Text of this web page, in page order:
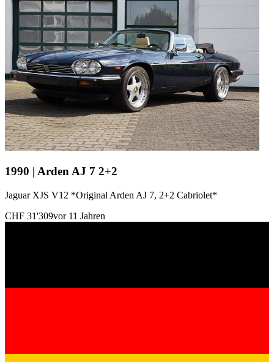
1990 | Arden AJ 7 2+2
Jaguar XJS V12 *Original Arden AJ 7, 2+2 Cabriolet*
CHF 31'309vor 11 Jahren